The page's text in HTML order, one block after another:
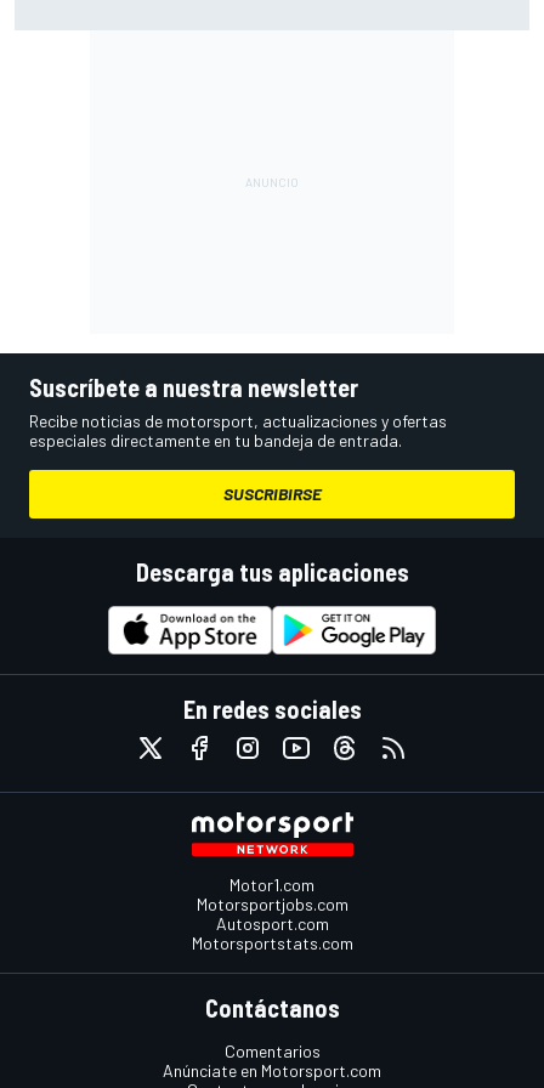
Suscríbete a nuestra newsletter
Recibe noticias de motorsport, actualizaciones y ofertas
especiales directamente en tu bandeja de entrada.
SUSCRIBIRSE
Descarga tus aplicaciones
En redes sociales
Motor1.com
Motorsportjobs.com
Autosport.com
Motorsportstats.com
Contáctanos
Comentarios
Anúnciate en Motorsport.com